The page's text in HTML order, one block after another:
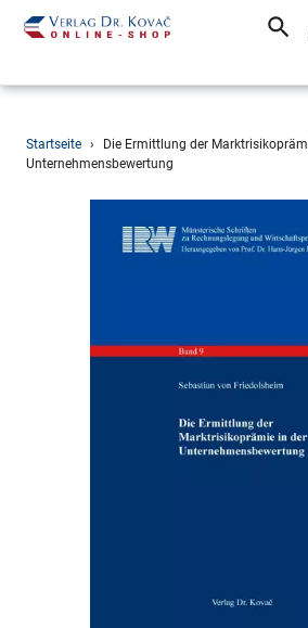
Direkt
zum
Startseite ›
Die Ermittlung der
Unternehmensbewertung